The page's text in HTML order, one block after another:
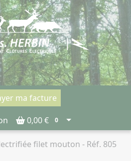
ma facture
0,00 € 0
filet mouton - Réf. 805